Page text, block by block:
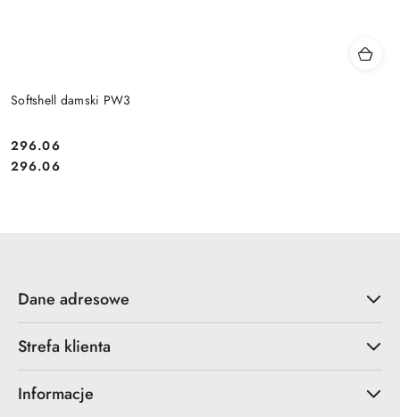
Softshell damski PW3
Cena:
296.06
Cena:
296.06
Dane adresowe
Strefa klienta
Informacje